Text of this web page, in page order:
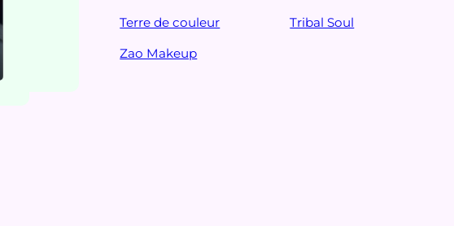
Terre de couleur
Tribal Soul
Zao Makeup